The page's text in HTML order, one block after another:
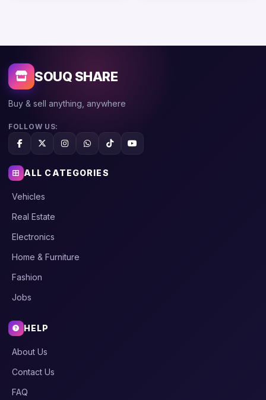
SOUQ SHARE
Buy & sell anything, anywhere
FOLLOW US:
ALL CATEGORIES
Vehicles
Real Estate
Electronics
Home & Furniture
Fashion
Jobs
HELP
About Us
Contact Us
FAQ